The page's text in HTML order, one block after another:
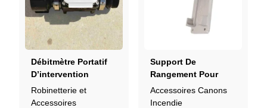
Débitmètre Portatif
D’intervention
AkroFlow 9301
Robinetterie et
Accessoires
Support De
Rangement Pour
AKRON Mercury
3444
Accessoires Canons
Incendie